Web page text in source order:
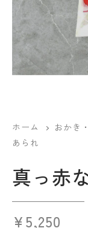
ホーム おかき
あられ
真っ赤
¥5,250